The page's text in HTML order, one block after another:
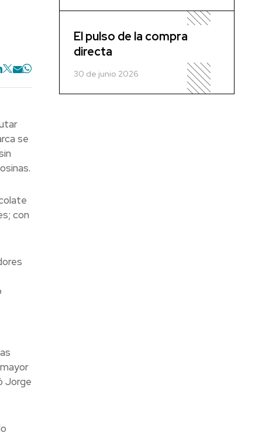
se
con
Jorge
El pulso de la compra
directa
30 de junio 2026